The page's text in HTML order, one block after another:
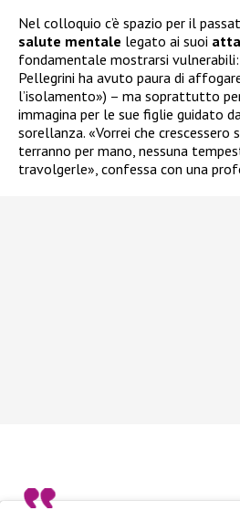
Nel colloquio c’è spazio per il
salute mentale legato ai suoi
fondamentale mostrarsi vulnerabili:
Pellegrini ha avuto paura di
l’isolamento») – ma soprattutto
immagina per le sue figlie guidato
sorellanza. «Vorrei che crescessero
terranno per mano, nessuna
travolgerle», confessa con una